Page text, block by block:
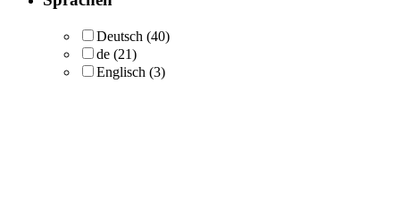
Deutsch (40)
de (21)
Englisch (3)